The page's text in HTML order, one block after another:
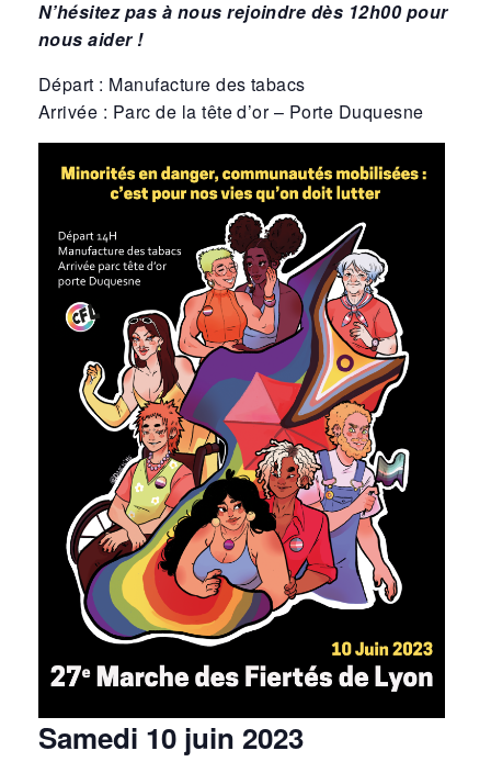
N’hésitez pas à nous rejoindre dès 12h00 pour
nous aider !
Départ : Manufacture des tabacs
Arrivée : Parc de la tête d’or – Porte Duquesne
Samedi 10 juin 2023